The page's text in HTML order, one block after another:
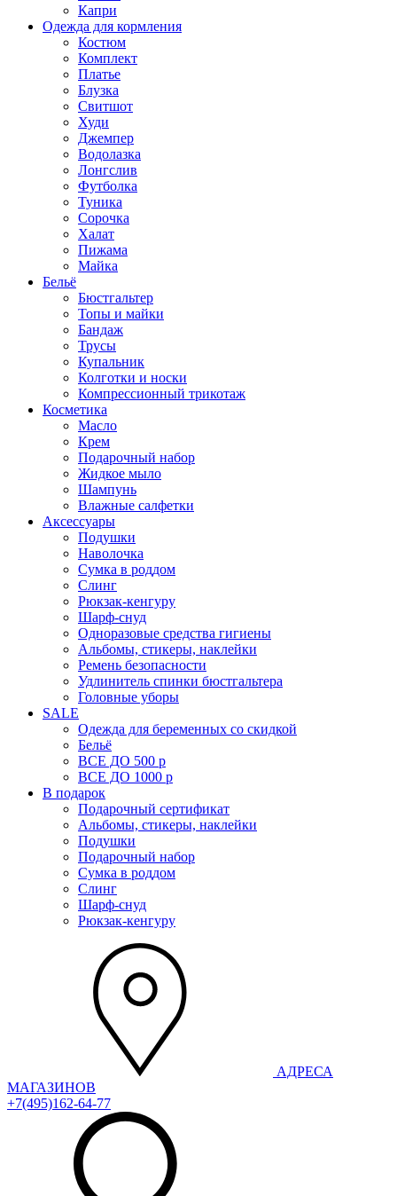
Капри
Одежда для кормления
Костюм
Комплект
Платье
Блузка
Свитшот
Худи
Джемпер
Водолазка
Лонгслив
Футболка
Туника
Сорочка
Халат
Пижама
Майка
Бельё
Бюстгальтер
Топы и майки
Бандаж
Трусы
Купальник
Колготки и носки
Компрессионный трикотаж
Косметика
Масло
Крем
Подарочный набор
Жидкое мыло
Шампунь
Влажные салфетки
Аксессуары
Подушки
Наволочка
Сумка в роддом
Cлинг
Рюкзак-кенгуру
Шарф-снуд
Одноразовые средства гигиены
Альбомы, стикеры, наклейки
Ремень безопасности
Удлинитель спинки бюстгальтера
Головные уборы
SALE
Одежда для беременных со скидкой
Бельё
ВСЕ ДО 500 р
ВСЕ ДО 1000 р
В подарок
Подарочный сертификат
Альбомы, стикеры, наклейки
Подушки
Подарочный набор
Сумка в роддом
Слинг
Шарф-снуд
Рюкзак-кенгуру
АДРЕСА
МАГАЗИНОВ
+7(495)162-64-77